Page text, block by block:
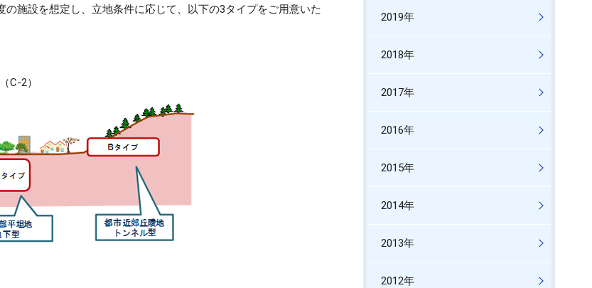
施設を想定し、立地条件に応じて、以下の3タイプをご用意いた
C-2）
2019年
2018年
2017年
2016年
2015年
2014年
2013年
2012年